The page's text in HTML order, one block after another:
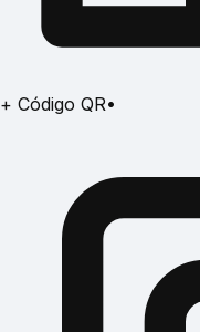
+ Código QR•